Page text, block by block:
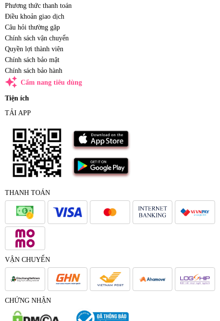
Phương thức thanh toán
Điều khoản giao dịch
Câu hỏi thường gặp
Chính sách vận chuyển
Quyền lợi thành viên
Chính sách bảo mật
Chính sách bảo hành
auto_awesome Cẩm nang tiêu dùng
Tiện ích
TẢI APP
THANH TOÁN
VẬN CHUYỂN
CHỨNG NHẬN